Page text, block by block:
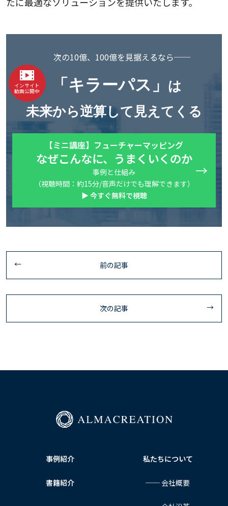
インサイト
動画公開中
次の10億、100億を見据えるなら──
「キラーパス」 は
未来から逆算して見えてくる
【ミニ講座】フューチャーマッピング
なぜこんなに、うまくいくのか
事例と仕組み
（視聴時間：約15分/音声だけでも理解できます）
▶ 今すぐ無料で視聴
前の記事
次の記事
事例紹介
書籍紹介
私たちについて
── 会社概要